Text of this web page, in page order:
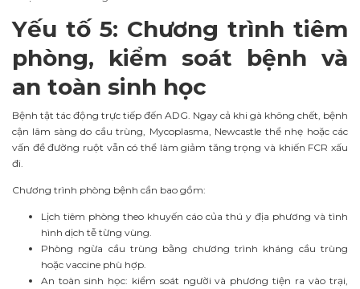
Yếu tố 5: Chương trình tiêm
phòng, kiểm soát bệnh và
an toàn sinh học
Bệnh tật tác động trực tiếp đến ADG. Ngay cả khi gà không chết, bệnh
cận lâm sàng do cầu trùng, Mycoplasma, Newcastle thể nhẹ hoặc các
vấn đề đường ruột vẫn có thể làm giảm tăng trọng và khiến FCR xấu
đi.
Chương trình phòng bệnh cần bao gồm:
Lịch tiêm phòng theo khuyến cáo của thú y địa phương và tình
hình dịch tễ từng vùng.
Phòng ngừa cầu trùng bằng chương trình kháng cầu trùng
hoặc vaccine phù hợp.
An toàn sinh học: kiểm soát người và phương tiện ra vào trại,